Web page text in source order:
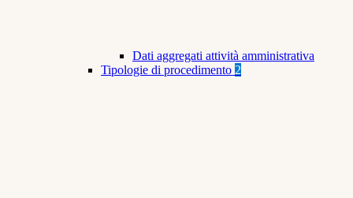
Dati aggregati attività amministrativa
Tipologie di procedimento 2